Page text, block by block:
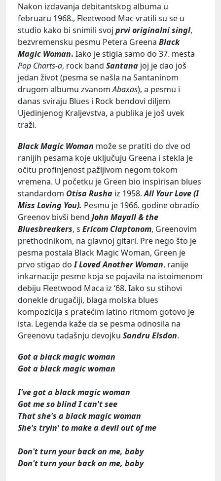
Nakon izdavanja debitantskog albuma u
februaru 1968., Fleetwood Mac vratili su se u
studio kako bi snimili svoj prvi originalni singl,
bezvremensku pesmu Petera Greena Black
Magic Woman. Iako je stigla samo do 37. mesta
Pop Charts-a, rock band Santana joj je dao još
jedan život (pesma se našla na Santaninom
drugom albumu zvanomAbaxas), a pesmu i
danas sviraju Blues i Rock bendovi diljem
Ujedinjenog Kraljevstva, a publika je još uvek
traži.
Black Magic Woman može se pratiti do dve od
ranijih pesama koje uključuju Greena i stekla je
očitu profinjenost pažljivom negom tokom
vremena. U početku je Green bio inspirisan blues
standardom Otisa Rusha iz 1958.All Your Love (I
Miss Loving You). Pesmu je 1966. godine obradio
Greenov bivši bend John Mayall & the
Bluesbreakers, s Ericom Claptonom, Greenovim
prethodnikom, na glavnoj gitari. Pre nego što je
pesma postala Black Magic Woman, Green je
prvo stigao doI Loved Another Woman, ranije
inkarnacije pesme koja se pojavila na istoimenom
debiju Fleetwood Maca iz ‘68. Iako su stihovi
donekle drugačiji, blaga molska blues
kompozicija s pratećim latino ritmom gotovo je
ista. Legenda kaže da se pesma odnosila na
Greenovu tadašnju devojku Sandru Elsdon.
Got a black magic woman
Got a black magic woman
I've got a black magic woman
Got me so blind I can't see
That she's a black magic woman
She's tryin' to make a devil out of me
Don't turn your back on me, baby
Don't turn your back on me, baby